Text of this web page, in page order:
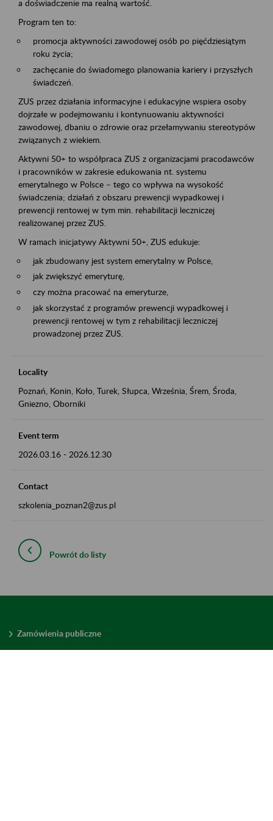
a doświadczenie ma realną wartość.
Program ten to:
promocja aktywności zawodowej osób po pięćdziesiątym
roku życia;
zachęcanie do świadomego planowania kariery i przyszłych
świadczeń.
ZUS przez działania informacyjne i edukacyjne wspiera osoby
dojrzałe w podejmowaniu i kontynuowaniu aktywności
zawodowej, dbaniu o zdrowie oraz przełamywaniu stereotypów
związanych z wiekiem.
Aktywni 50+ to współpraca ZUS z organizacjami pracodawców
i pracowników w zakresie edukowania nt. systemu
emerytalnego w Polsce – tego co wpływa na wysokość
świadczenia; działań z obszaru prewencji wypadkowej i
prewencji rentowej w tym min. rehabilitacji leczniczej
realizowanej przez ZUS.
W ramach inicjatywy Aktywni 50+, ZUS edukuje:
jak zbudowany jest system emerytalny w Polsce,
jak zwiększyć emeryturę,
czy można pracować na emeryturze,
jak skorzystać z programów prewencji wypadkowej i
prewencji rentowej w tym z rehabilitacji leczniczej
prowadzonej przez ZUS.
Locality
Poznań, Konin, Koło, Turek, Słupca, Września, Śrem, Środa,
Gniezno, Oborniki
Event term
2026.03.16 - 2026.12.30
Contact
szkolenia_poznan2@zus.pl
Powrót do listy
Zamówienia publiczne